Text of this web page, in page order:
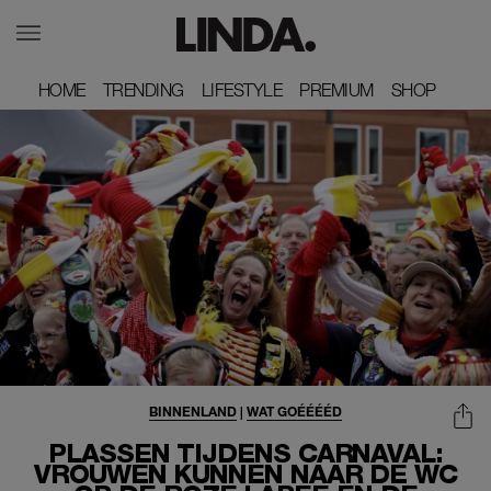
HOME
HOME TRENDING
TRENDING LIFESTYLE
LIFESTYLE PREMIUM
PREMIUM SHOP
SHOP
PLASSEN TIJDENS CARNAVAL:
VROUWEN KUNNEN NAAR DE WC
BINNENLAND | WAT GOÉÉÉÉD